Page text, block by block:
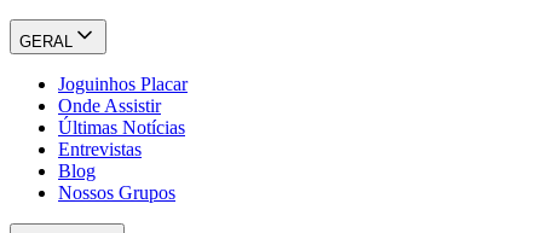
GERAL
Joguinhos Placar
Onde Assistir
Últimas Notícias
Entrevistas
Blog
Nossos Grupos